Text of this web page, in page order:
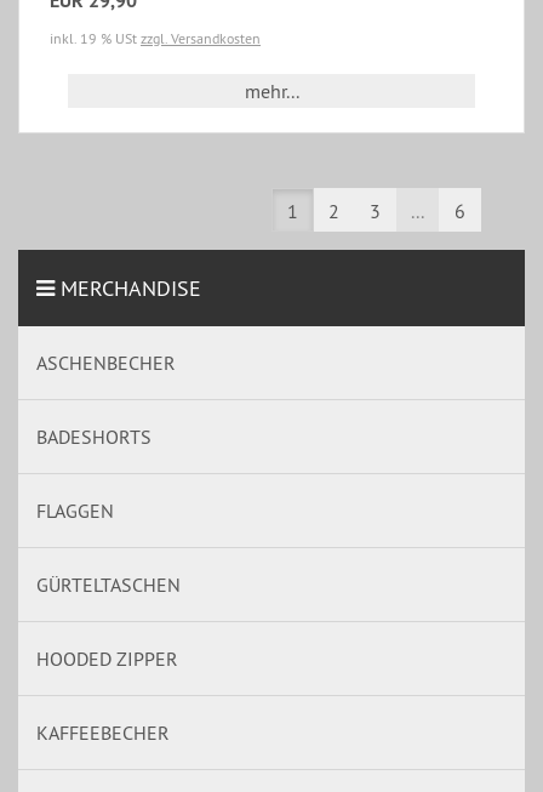
inkl. 19 % USt zzgl. Versandkosten
mehr...
1 2 3 ... 6
MERCHANDISE
ASCHENBECHER
BADESHORTS
FLAGGEN
GÜRTELTASCHEN
HOODED ZIPPER
KAFFEEBECHER